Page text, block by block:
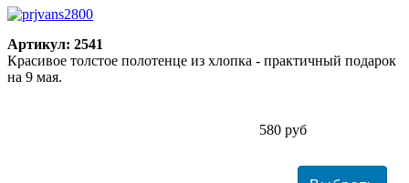
Артикул: 2541
Красивое толстое полотенце из хлопка - практичный подарок
на 9 мая.
580 руб